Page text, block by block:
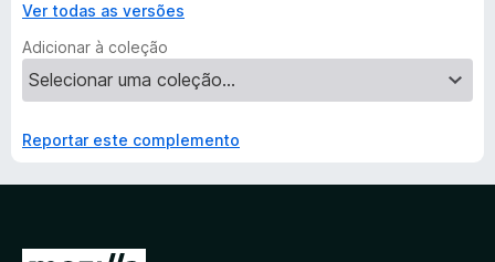
Ver todas as versões
Adicionar à coleção
Reportar este complemento